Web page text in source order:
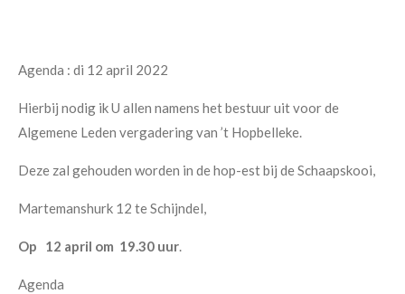
Agenda : di 12 april 2022
Hierbij nodig ik U allen namens het bestuur uit voor de
Algemene Leden vergadering van ’t Hopbelleke.
Deze zal gehouden worden in de hop-est bij de Schaapskooi,
Martemanshurk 12 te Schijndel,
Op 12 april om 19.30 uur.
Agenda